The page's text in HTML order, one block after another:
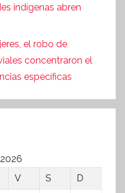
indígenas abren
el robo de
concentraron el
específicas
V S
D